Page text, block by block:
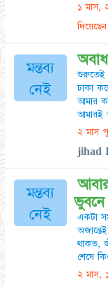
১ মাস,
দিয়েছেন
মন্তব্য
নেই
শুরুতেই
ঢাকা
আমার
২ মাস
jihad
মন্তব্য
নেই
ভুবনে
একটা
থাকত,
শেষে
২ মাস,